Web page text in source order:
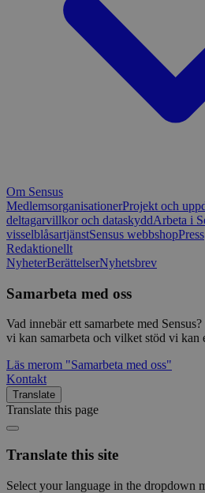
Om Sensus
MedlemsorganisationerProjekt och
deltagarvillkor och dataskyddArbeta i
visselblåsartjänstSensus webbshopPress
Redaktionellt
NyheterBerättelserNyhetsbrev
Samarbeta med oss
Vad innebär ett samarbete med
vi kan samarbeta och vilket stöd vi kan
Läs merom "Samarbeta med oss"
Kontakt
Translate
Translate this page
Translate this site
Select your language in the dropdown